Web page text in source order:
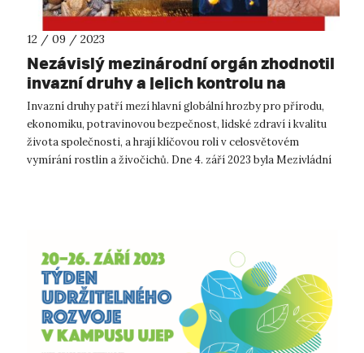
12 / 09 / 2023
Nezávislý mezinárodní orgán zhodnotil
invazní druhy a jejich kontrolu na
planetě Zemi. Zjištění jsou naléhavá
Invazní druhy patří mezí hlavní globální hrozby pro přírodu,
ekonomiku, potravinovou bezpečnost, lidské zdraví i kvalitu
života společnosti, a hrají klíčovou roli v celosvětovém
vymírání rostlin a živočichů. Dne 4. září 2023 byla Mezivládní